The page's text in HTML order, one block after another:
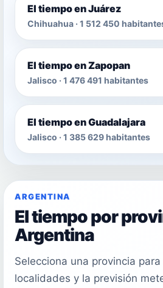
El tiempo en Juárez
Chihuahua · 1 512 450
El tiempo en Zapopan
Jalisco · 1 476 491 habitantes
El tiempo en Guadalajara
Jalisco · 1 385 629 habitantes
ARGENTINA
El tiempo por
Argentina
Selecciona una provincia
localidades y la previsión